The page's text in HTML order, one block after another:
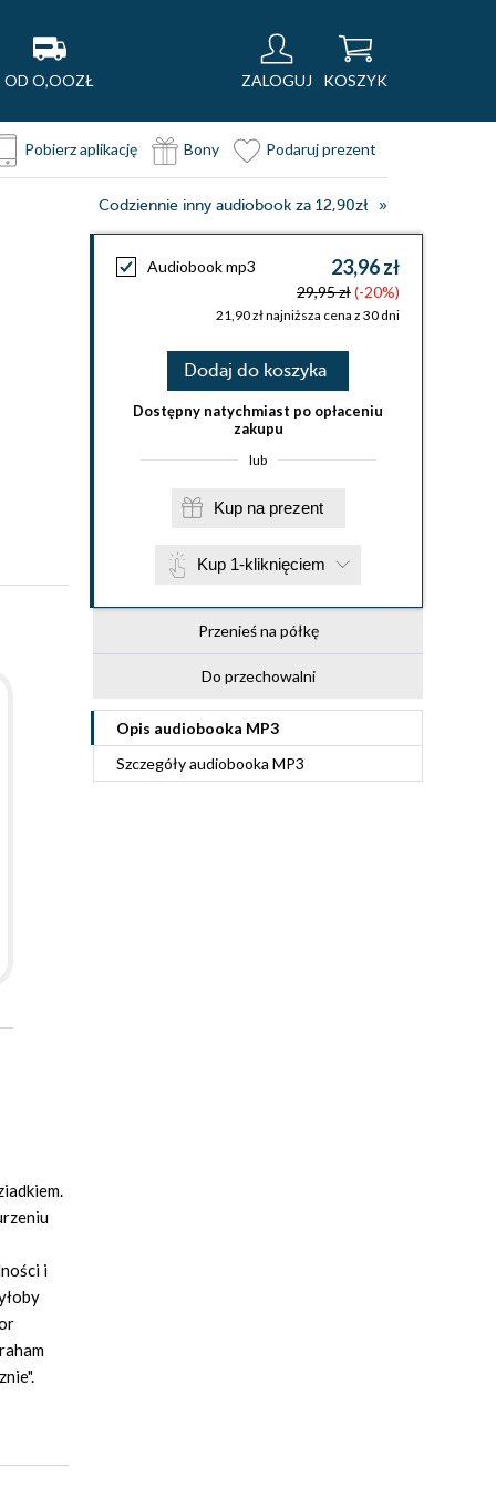
OD O,OOZŁ ZALOGUJ KOSZYK
Pobierz aplikację Bony Podaruj prezent
Codziennie inny audiobook za 12,90zł
Audiobook mp3 23,96 zł
29,95 zł(-20%)
21,90 zł najniższa cena z 30 dni
Dodaj do koszyka
Dostępny natychmiast po opłaceniu
zakupu
lub
Kup na prezent
Kup 1-kliknięciem
Przenieś na półkę
Do przechowalni
Opis audiobooka MP3
Szczegółyaudiobooka MP3
i